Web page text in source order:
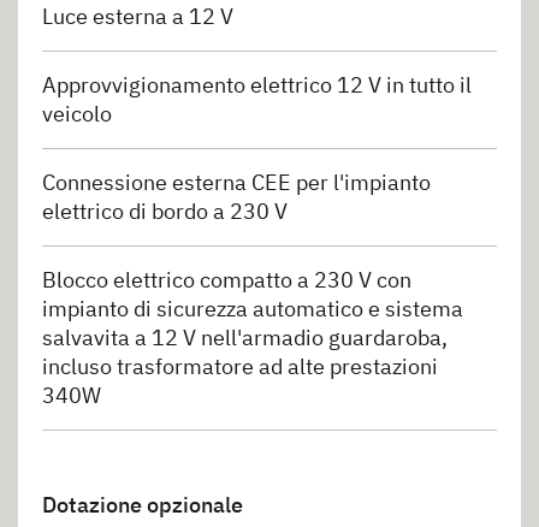
Luce esterna a 12 V
Approvvigionamento elettrico 12 V in tutto il
veicolo
Connessione esterna CEE per l'impianto
elettrico di bordo a 230 V
Blocco elettrico compatto a 230 V con
impianto di sicurezza automatico e sistema
salvavita a 12 V nell'armadio guardaroba,
incluso trasformatore ad alte prestazioni
340W
Dotazione opzionale